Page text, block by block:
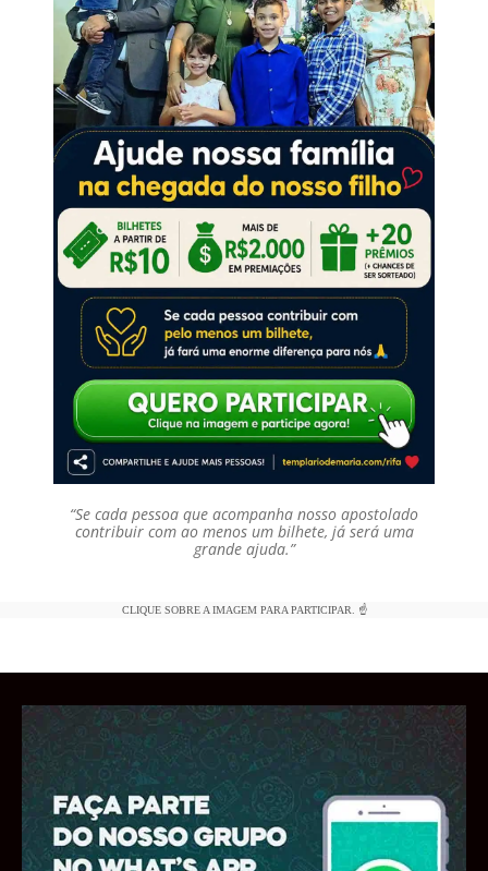
“Se cada pessoa que acompanha nosso apostolado
contribuir com ao menos um bilhete, já será uma
grande ajuda.”
CLIQUE SOBRE A IMAGEM PARA PARTICIPAR. ☝️